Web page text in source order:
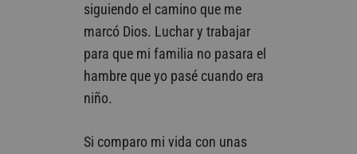
siguiendo el camino que me
marcó Dios. Luchar y trabajar
para que mi familia no pasara el
hambre que yo pasé cuando era
niño.
Si comparo mi vida con unas